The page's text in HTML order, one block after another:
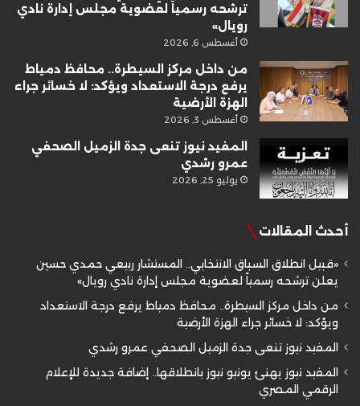
ترشحه رسمياً لعضوية مجلس إدارة نادي
رويال»
أغسطس 6, 2026
من داخل مركز السيطرة.. محافظ دمياط
يرفع درجة الاستعداد ويؤكد: لا خسائر جراء
الهزة الأرضية
أغسطس 3, 2026
المفيد نيوز تنعى جدة الزميل الصحفي
عمرو رشدي
يوليو 25, 2026
أحدث المقالات
«قبيل انطلاق السباق الانتخابي.. المستشار ربيعي حمدي حسين
يعلن ترشحه رسمياً لعضوية مجلس إدارة نادي رويال»
من داخل مركز السيطرة.. محافظ دمياط يرفع درجة الاستعداد
ويؤكد: لا خسائر جراء الهزة الأرضية
المفيد نيوز تنعى جدة الزميل الصحفي عمرو رشدي
المفيد نيوز يهنئ يونيو نيوز بانطلاقها.. إضافة جديدة للإعلام
الرقمي المصري